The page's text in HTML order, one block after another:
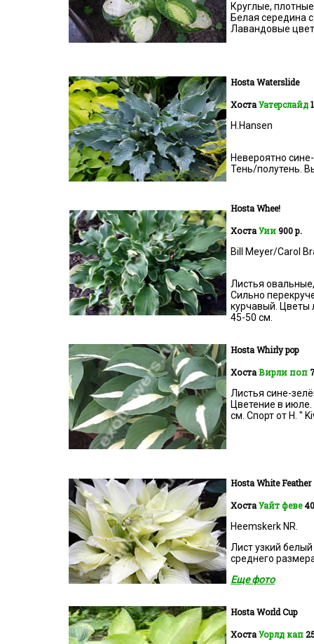
Круглые,
Белая середина
Лавандовые
Hosta Waterslide
ХостаУатерслайд
H.Hansen
Невероятно
Тень/полутень.
HostaWhee!
ХостаУии900 р.
Bill Meyer/Carol
Листья
Сильно
курчавый. Цветы
45-50 см.
HostaWhirly pop
ХостаВирли поп
Листья сине-
Цветение в
см. Спорт от H. "
HostaWhite Feather
ХостаУайт феве
Heemskerk NR.
Лист узкий
среднего
Еще фото
Hosta World Cup
ХостаУорлд кап